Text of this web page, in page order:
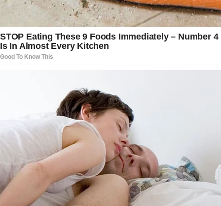
mobilizando atenções nos próximos meses.